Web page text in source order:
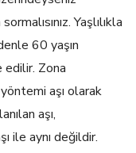
Yaşlılıkla
60 yaşın
edilir. Zona
aşı olarak
aşı,
ile aynı değildir.